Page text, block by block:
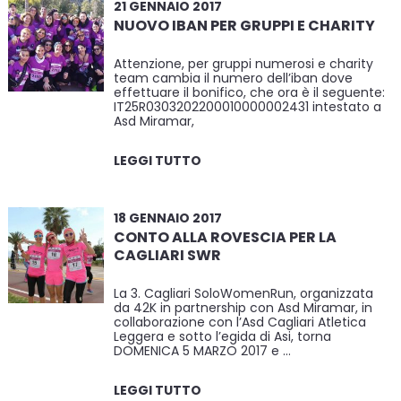
21 GENNAIO 2017
NUOVO IBAN PER GRUPPI E CHARITY
Attenzione, per gruppi numerosi e charity
team cambia il numero dell’iban dove
effettuare il bonifico, che ora è il seguente:
IT25R0303202200010000002431 intestato a
Asd Miramar,
LEGGI TUTTO
18 GENNAIO 2017
CONTO ALLA ROVESCIA PER LA
CAGLIARI SWR
La 3. Cagliari SoloWomenRun, organizzata
da 42K in partnership con Asd Miramar, in
collaborazione con l’Asd Cagliari Atletica
Leggera e sotto l’egida di Asi, torna
DOMENICA 5 MARZO 2017 e …
LEGGI TUTTO